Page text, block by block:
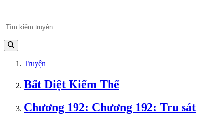
Truyện
Bất Diệt Kiếm Thể
Chương 192: Chương 192: Tru sát